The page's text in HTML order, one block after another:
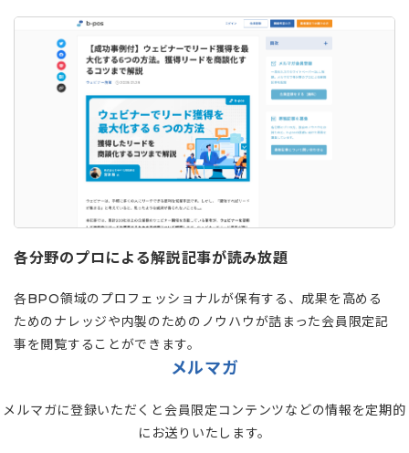
各分野のプロによる解説記事が読み放題
各BPO領域のプロフェッショナルが保有する、成果を高める
ためのナレッジや内製のためのノウハウが詰まった会員限定記
事を閲覧することができます。
メルマガ
メルマガに登録いただくと会員限定コンテンツなどの情報を定期的
にお送りいたします。